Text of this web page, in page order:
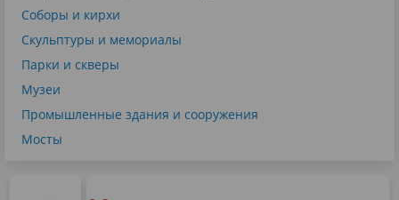
Соборы и кирхи
Скульптуры и мемориалы
Парки и скверы
Музеи
Промышленные здания и сооружения
Мосты